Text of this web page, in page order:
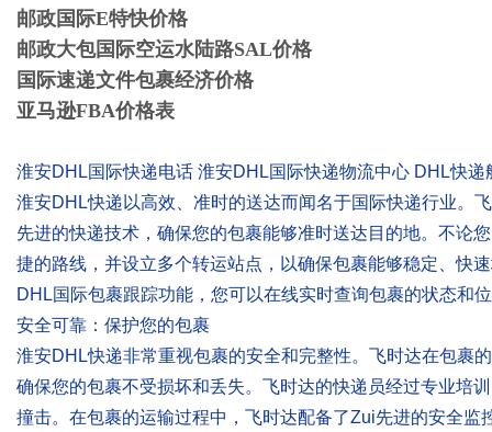
邮政国际E特快价格
邮政大包国际空运水陆路SAL价格
国际速递文件包裹经济价格
亚马逊FBA价格表
淮安DHL国际快递电话 淮安DHL国际快递物流中心 DHL快递
淮安DHL快递以高效、准时的送达而闻名于国际快递行业。
先进的快递技术，确保您的包裹能够准时送达目的地。不论
捷的路线，并设立多个转运站点，以确保包裹能够稳定、快
DHL国际包裹跟踪功能，您可以在线实时查询包裹的状态和
安全可靠：保护您的包裹
淮安DHL快递非常重视包裹的安全和完整性。飞时达在包裹
确保您的包裹不受损坏和丢失。飞时达的快递员经过专业培
撞击。在包裹的运输过程中，飞时达配备了Zui先进的安全